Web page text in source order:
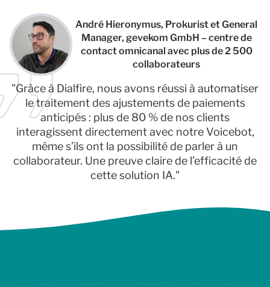
André Hieronymus, Prokurist et General
Manager, gevekom GmbH – centre de
contact omnicanal avec plus de 2 500
collaborateurs
"Grâce à Dialfire, nous avons réussi à automatiser
le traitement des ajustements de paiements
anticipés : plus de 80 % de nos clients
interagissent directement avec notre Voicebot,
même s’ils ont la possibilité de parler à un
collaborateur. Une preuve claire de l’efficacité de
cette solution IA."